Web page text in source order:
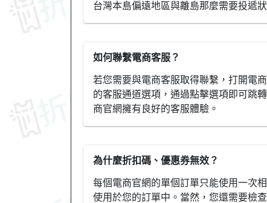
台灣本島偏遠地區與離島那麼需要投遞
如何聯繫電商客服？
若您需要與電商客服取得聯繫，打開電
的客服通道選項，通過點擊選項即可跳
商官網擁有良好的客服體驗。
為什麼折扣碼、優惠券無效？
每個電商官網的單個訂單只能使用一次
使用於您的訂單中。當然，您還需要檢